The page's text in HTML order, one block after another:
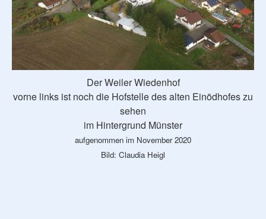
Der Weiler Wiedenhof
vorne links ist noch die Hofstelle des alten Einödhofes zu
sehen
im Hintergrund Münster
aufgenommen im November 2020
Bild: Claudia Heigl